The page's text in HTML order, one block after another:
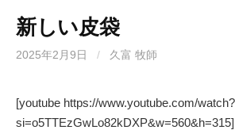
新しい皮袋
2025年2月9日 / 久富 牧師
[youtube https://www.youtube.com/